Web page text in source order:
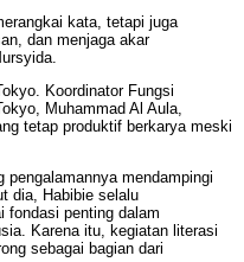
kata, tetapi juga
dan menjaga akar
Koordinator Fungsi
Muhammad Al Aula,
tetap produktif berkarya meski
pengalamannya mendampingi
dia, Habibie selalu
fondasi penting dalam
Karena itu, kegiatan literasi
sebagai bagian dari